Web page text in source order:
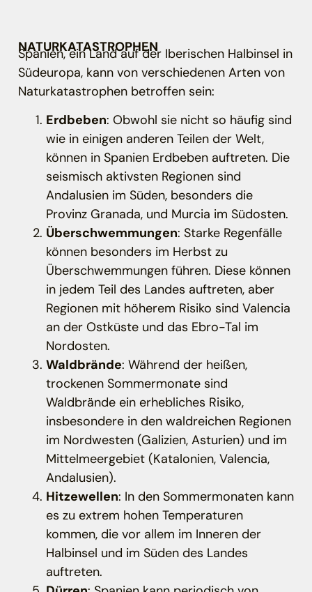
NATURKATASTROPHEN
Spanien, ein Land auf der Iberischen Halbinsel in
Südeuropa, kann von verschiedenen Arten von
Naturkatastrophen betroffen sein:
Erdbeben: Obwohl sie nicht so häufig sind
wie in einigen anderen Teilen der Welt,
können in Spanien Erdbeben auftreten. Die
seismisch aktivsten Regionen sind
Andalusien im Süden, besonders die
Provinz Granada, und Murcia im Südosten.
Überschwemmungen: Starke Regenfälle
können besonders im Herbst zu
Überschwemmungen führen. Diese können
in jedem Teil des Landes auftreten, aber
Regionen mit höherem Risiko sind Valencia
an der Ostküste und das Ebro-Tal im
Nordosten.
Waldbrände: Während der heißen,
trockenen Sommermonate sind
Waldbrände ein erhebliches Risiko,
insbesondere in den waldreichen Regionen
im Nordwesten (Galizien, Asturien) und im
Mittelmeergebiet (Katalonien, Valencia,
Andalusien).
Hitzewellen: In den Sommermonaten kann
es zu extrem hohen Temperaturen
kommen, die vor allem im Inneren der
Halbinsel und im Süden des Landes
auftreten.